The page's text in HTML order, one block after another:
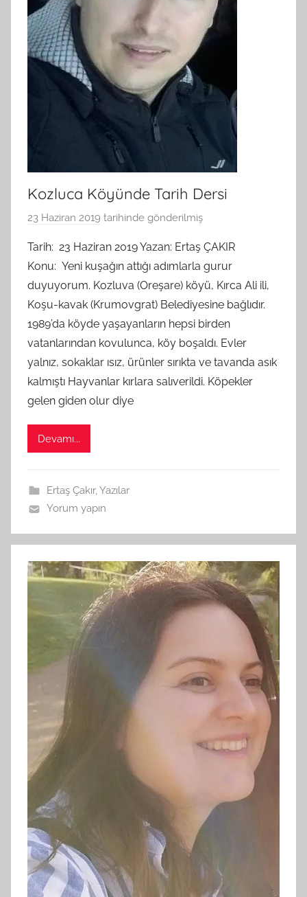
Kozluca Köyünde Tarih Dersi
23 Haziran 2019 tarihinde gönderilmiş
S
A
M
t
a
r
a
Tarih: 23 Haziran 2019 Yazan: Ertaş ÇAKIR
Konu: Yeni kuşağın attığı adımlarla gurur
duyuyorum. Kozluva (Oreşare) köyü, Kırca Ali ili,
Koşu-kavak (Krumovgrat) Belediyesine bağlıdır.
1989’da köyde yaşayanların hepsi birden
vatanlarından kovulunca, köy boşaldı. Evler
yalnız, sokaklar ısız, ürünler sırıkta ve tavanda asık
kalmıştı Hayvanlar kırlara salıverildi. Köpekler
gelen giden olur diye
Devamı...
Ertaş Çakır,Yazılar
Yorum yapın